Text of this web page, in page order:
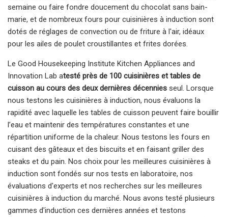
semaine ou faire fondre doucement du chocolat sans bain-
marie, et de nombreux fours pour cuisinières à induction sont
dotés de réglages de convection ou de friture à l'air, idéaux
pour les ailes de poulet croustillantes et frites dorées.
Le Good Housekeeping Institute Kitchen Appliances and
Innovation Lab atesté près de 100 cuisinières et tables de
cuisson au cours des deux dernières décennies seul. Lorsque
nous testons les cuisinières à induction, nous évaluons la
rapidité avec laquelle les tables de cuisson peuvent faire bouillir
l’eau et maintenir des températures constantes et une
répartition uniforme de la chaleur. Nous testons les fours en
cuisant des gâteaux et des biscuits et en faisant griller des
steaks et du pain. Nos choix pour les meilleures cuisinières à
induction sont fondés sur nos tests en laboratoire, nos
évaluations d'experts et nos recherches sur les meilleures
cuisinières à induction du marché. Nous avons testé plusieurs
gammes d'induction ces dernières années et testons